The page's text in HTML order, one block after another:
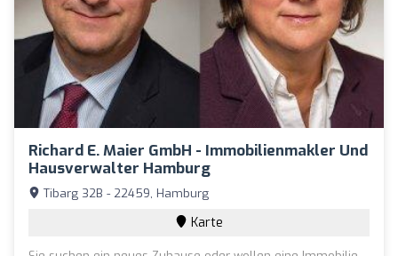
Richard E. Maier GmbH - Immobilienmakler Und
Hausverwalter Hamburg
Tibarg 32B - 22459, Hamburg
Karte